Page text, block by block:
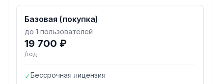
Базовая (покупка)
до 1 пользователей
19 700 ₽
/год
✓Бессрочная лицензия